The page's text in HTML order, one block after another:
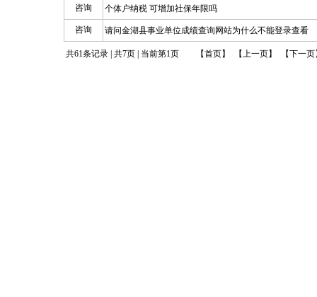
咨询 个体户纳税 可增加社保年限吗
咨询 请问金湖县事业单位成绩查询网站为什么不能登录查看
共61条记录 | 共7页 | 当前第1页 【首页】 【上一页】 【下一